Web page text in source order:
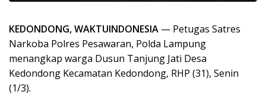
KEDONDONG, WAKTUINDONESIA — Petugas Satres
Narkoba Polres Pesawaran, Polda Lampung
menangkap warga Dusun Tanjung Jati Desa
Kedondong Kecamatan Kedondong, RHP (31), Senin
(1/3).